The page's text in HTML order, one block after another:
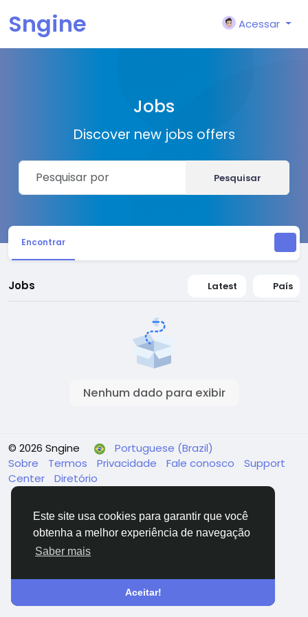
Este site usa cookies para garantir que você
obtenha a melhor experiência de navegação
Saber mais
Aceitar!
Sngine Acessar
Jobs
Discover new jobs offers
Pesquisar
Encontrar
Jobs Latest País
Nenhum dado para exibir
© 2026 Sngine
Portuguese (Brazil)
Sobre
Termos Privacidade Fale conosco
Support
Center
Diretório